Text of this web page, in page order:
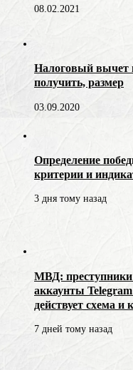
08.02.2021
Налоговый вычет
получить, размер
03.09.2020
Определение
критерии и
3 дня тому назад
МВД: преступники
аккаунты
действует схема и
7 дней тому назад